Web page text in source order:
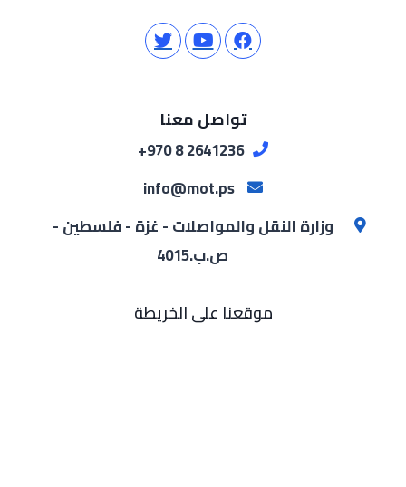
تواصل معنا
2641236 8 970+
وزارة النقل والمواصلات - غزة - فلسطين -
ص.ب.4015
موقعنا على الخريطة